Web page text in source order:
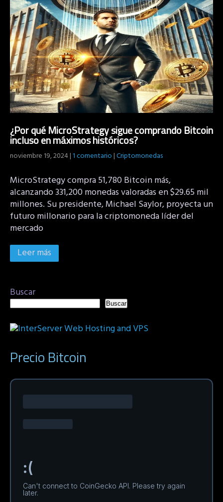
¿Por qué MicroStrategy sigue comprando Bitcoin
incluso en máximos históricos?
noviembre 19, 2024|1 comentario|Criptomonedas
MicroStrategy compra 51,780 Bitcoin más,
alcanzando 331,200 monedas valoradas en $29.65 mil
millones. Su presidente, Michael Saylor, proyecta un
futuro millonario para la criptomoneda líder del
mercado
Leer más
Buscar
Buscar
Precio Bitcoin